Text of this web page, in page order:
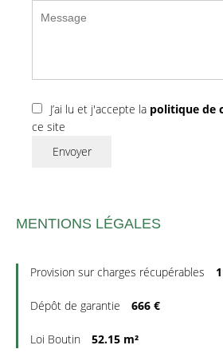
J’ai lu et j'accepte la politique de
ce site
Envoyer
MENTIONS LÉGALES
Provision sur charges récupérables
Dépôt de garantie 666 €
Loi Boutin 52.15 m²